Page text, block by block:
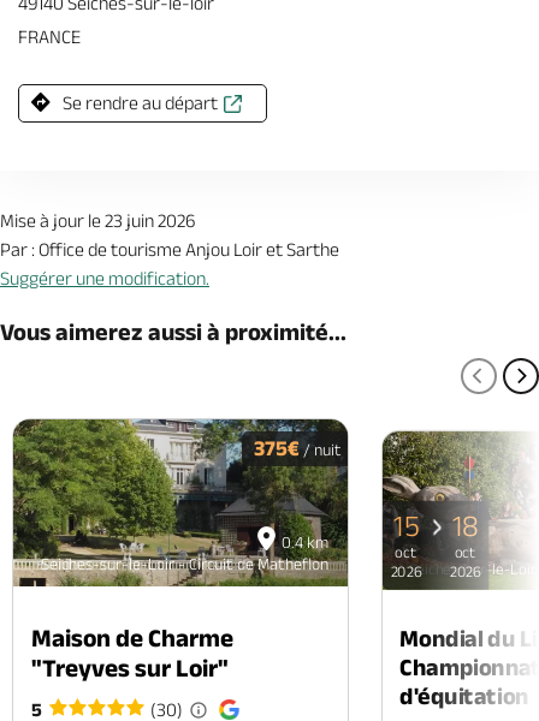
FRANCE
Se rendre au départ
Mise à jour le 23 juin 2026
Par : Office de tourisme Anjou Loir et Sarthe
Suggérer une modification.
Vous aimerez aussi à proximité...
0.4 km
Seiches-sur-le-Loir - Circuit de Matheflon
375€/ nuit
Maison de Charme
"Treyves sur Loir"
5 (30)
Seiches-sur-le-
15
oct
2026
18
oct
2026
Mondial du
d'équitation